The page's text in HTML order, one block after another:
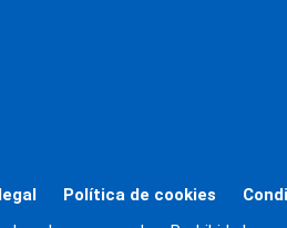
Política de cookies